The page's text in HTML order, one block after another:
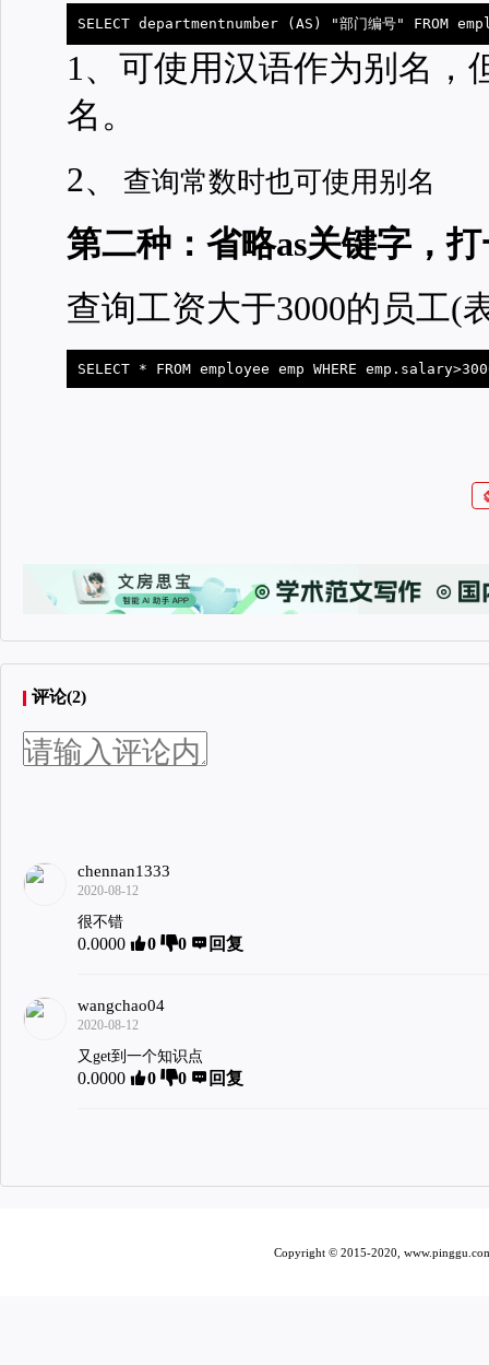
SELECT departmentnumber (AS) "部门编号" FROM
1、可使用汉语作为别名，
名。
2、
查询常数时也可使用别名
第二种：省略as关键字，
查询工资大于3000的员工(
SELECT * FROM employee emp WHERE
评论(2)
chennan1333
2020-08-12
很不错
0.0000 0 0 回复
wangchao04
2020-08-12
又get到一个知识点
0.0000 0 0 回复
Copyright © 2015-2020,